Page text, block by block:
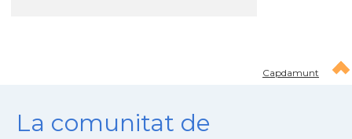
Capdamunt
La comunitat de